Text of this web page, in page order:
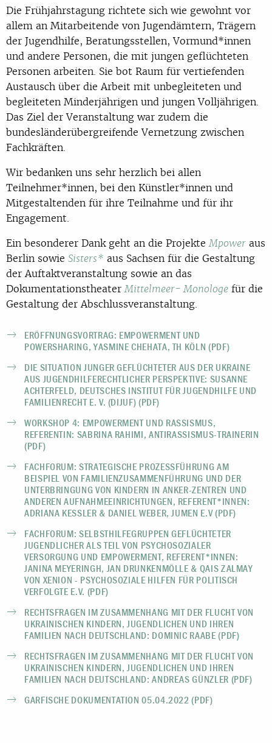
Die Frühjahrstagung richtete sich wie gewohnt vor
allem an Mitarbeitende von Jugendämtern, Trägern
der Jugendhilfe, Beratungsstellen, Vormund*innen
und andere Personen, die mit jungen geflüchteten
Personen arbeiten. Sie bot Raum für vertiefenden
Austausch über die Arbeit mit unbegleiteten und
begleiteten Minderjährigen und jungen Volljährigen.
Das Ziel der Veranstaltung war zudem die
bundesländerübergreifende Vernetzung zwischen
Fachkräften.
Wir bedanken uns sehr herzlich bei allen
Teilnehmer*innen, bei den Künstler*innen und
Mitgestaltenden für ihre Teilnahme und für ihr
Engagement.
Ein besonderer Dank geht an die ProjekteMpower aus
Berlin sowie Sisters* aus Sachsen für die Gestaltung
der Auftaktveranstaltung sowie an das
DokumentationstheaterMittelmeer- Monologe für die
Gestaltung der Abschlussveranstaltung.
ERÖFFNUNGSVORTRAG: EMPOWERMENT UND
POWERSHARING, YASMINE CHEHATA, TH KÖLN (PDF)
DIE SITUATION JUNGER GEFLÜCHTETER AUS DER UKRAINE
AUS JUGENDHILFERECHTLICHER PERSPEKTIVE: SUSANNE
ACHTERFELD, DEUTSCHES INSTITUT FÜR JUGENDHILFE UND
FAMILIENRECHT E. V. (DIJUF) (PDF)
WORKSHOP 4: EMPOWERMENT UND RASSISMUS,
REFERENTIN: SABRINA RAHIMI, ANTIRASSISMUS-TRAINERIN
(PDF)
FACHFORUM: STRATEGISCHE PROZESSFÜHRUNG AM
BEISPIEL VON FAMILIENZUSAMMENFÜHRUNG UND DER
UNTERBRINGUNG VON KINDERN IN ANKER-ZENTREN UND
ANDEREN AUFNAHMEEINRICHTUNGEN, REFERENT*INNEN:
ADRIANA KESSLER & DANIEL WEBER, JUMEN E.V (PDF)
FACHFORUM: SELBSTHILFEGRUPPEN GEFLÜCHTETER
JUGENDLICHER ALS TEIL VON PSYCHOSOZIALER
VERSORGUNG UND EMPOWERMENT, REFERENT*INNEN:
JANINA MEYERINGH, JAN DRUNKENMÖLLE & QAIS ZALMAY
VON XENION - PSYCHOSOZIALE HILFEN FÜR POLITISCH
VERFOLGTE E.V. (PDF)
RECHTSFRAGEN IM ZUSAMMENHANG MIT DER FLUCHT VON
UKRAINISCHEN KINDERN, JUGENDLICHEN UND IHREN
FAMILIEN NACH DEUTSCHLAND: DOMINIC RAABE (PDF)
RECHTSFRAGEN IM ZUSAMMENHANG MIT DER FLUCHT VON
UKRAINISCHEN KINDERN, JUGENDLICHEN UND IHREN
FAMILIEN NACH DEUTSCHLAND: ANDREAS GÜNZLER (PDF)
GARFISCHE DOKUMENTATION 05.04.2022 (PDF)